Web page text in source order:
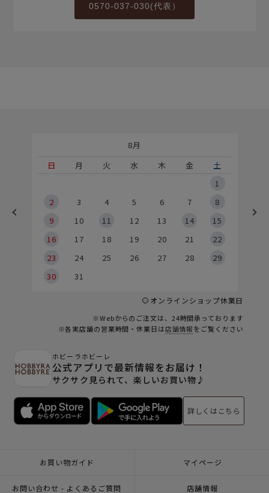
0570-037-030(代表）
8月
日
月 火 水 木 金
土
1
2
3 4 5 6 7
8
9
10 11 12 13 14
15
16
17 18 19 20 21
22
23
24 25 26 27 28
29
30
31
オンラインショップ休業日
※Webからのご注文は、24時間承っております
※各実店舗の営業時間・休業日は店舗情報をご覧ください
ホビーラホビーレ
公式アプリで最新情報をお届け！
サクサク見られて、楽しいお買い物♪
詳しくはこちら
お買い物ガイド マイページ
お問い合わせ - よくあるご質問 店舗情報